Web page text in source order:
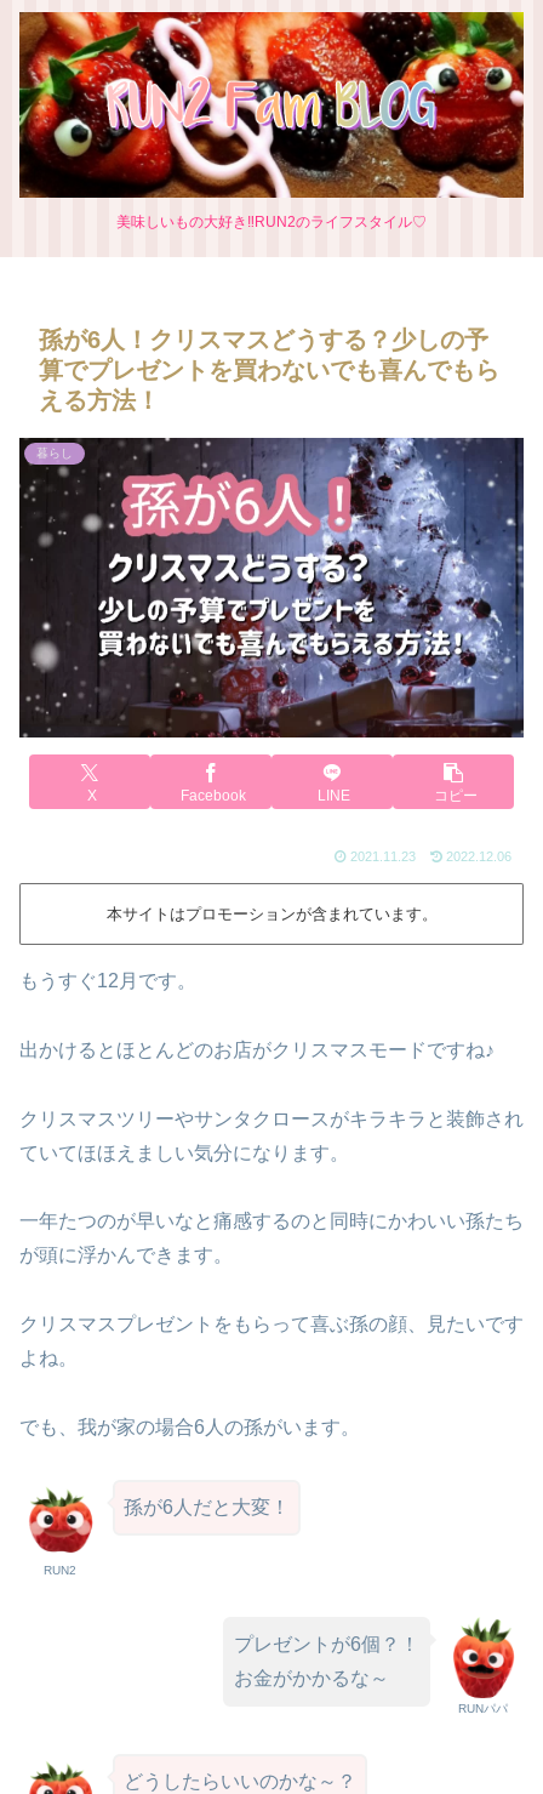
美味しいもの大好き‼RUN2のライフスタイル♡
孫が6人！クリスマスどうする？少しの予
算でプレゼントを買わないでも喜んでもら
える方法！
暮らし
X Facebook LINE コピー
2021.11.23 2022.12.06
本サイトはプロモーションが含まれています。
もうすぐ12月です。
出かけるとほとんどのお店がクリスマスモードですね♪
クリスマスツリーやサンタクロースがキラキラと装飾され
ていてほほえましい気分になります。
一年たつのが早いなと痛感するのと同時にかわいい孫たち
が頭に浮かんできます。
クリスマスプレゼントをもらって喜ぶ孫の顔、見たいです
よね。
でも、我が家の場合6人の孫がいます。
RUN2
孫が6人だと大変！
RUNパパ
プレゼントが6個？！
お金がかかるな～
どうしたらいいのかな～？